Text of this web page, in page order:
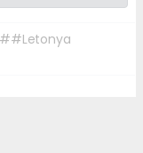
##Letonya